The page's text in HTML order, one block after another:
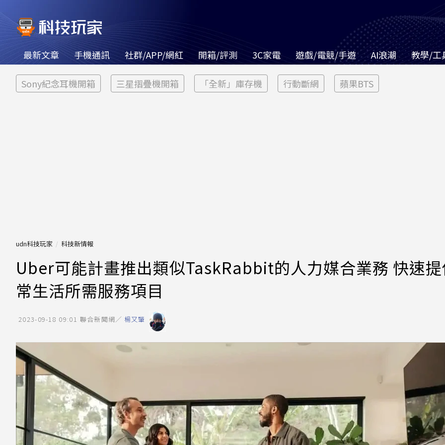
最新文章 手機通訊 社群/APP/網紅 開箱/評測 3C家電 遊戲/電競/手遊 AI浪潮 教學/工
Sony紀念耳機開箱 三星摺疊機開箱 「全新」庫存機 行動斷網 蘋果BTS
udn科技玩家 科技新情報
Uber可能計畫推出類似TaskRabbit的人力媒合業務 快速
常生活所需服務項目
2023-09-18 09:01 聯合新聞網／ 楊又肇